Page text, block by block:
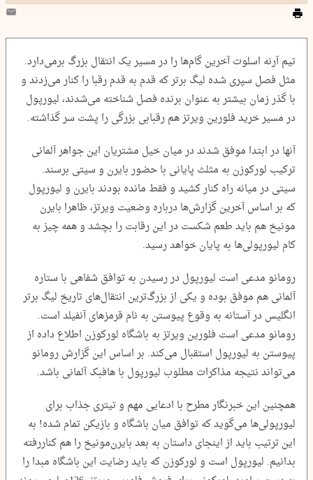
تیم آرنه اسلوت آخرین گام‌ها را در مسیر یک انتقال بزرگ برمی‌دارد.
مثل فصل سپری شده لیگ برتر که قدم به قدم رقبا را کنار می‌زدند و
با گذر زمان بیشتر به عنوان برنده فصل شناخته می‌شدند، لیورپول
در مسیر خرید فلورین ویرتز هم رقبابی بزرگی را پشت سر گذاشته.
آنها در ابتدا موفق شدند در میان خیل مشتریان این جواهر آلمانی
ترکیب لورکوزن به مثلث پایانی با حضور بایرن و سیتی برسند.
سیتی در میانه راه کنار کشید و فقط مانده بودند بایرن و لیورپول
که بر اساس آخرین گزارش‌ها درباره وضعیت ویرتز، ظاهرا بایرن
مونیخ هم باید طعم شکست در این رقابت را بچشد و همه چیز به
کام لیورپولی‌ها به پایان خواهد رسید.
رومانو مدعی است لیورپول در رسیدن به توافق شفاهی با ستاره
آلمانی هم موفق بوده و یکی از بزرگ‌ترین انتقال‌های تاریخ لیگ برتر
انگلیس در آستانه به وقوع پیوستن به نام قرمزهای آنفیلد است.
رومانو مدعی است فلورین ویرتز به باشگاه لورکوزن اطلاع داده از
پیوستن به لیورپول استقبال می‌کند. بر اساس این گزارش رومانو
می‌تواند نتیجه مذاکرات مطلوب لیورپول با هافبک آلمانی باشد.
همچنین این خبرنگار مطرح با ادعایی مهم و تیتری جذاب برای
لیورپولی‌ها می‌گوید که توافق میان باشگاه و بازیکن تمام شده! به
این ترتیب باید از اینجای داستان به بعد بایرن‌مونیخ را هم کناررفته
بدانیم. لیورپول است و لورکوزن که باید رضایت این باشگاه مبدا را